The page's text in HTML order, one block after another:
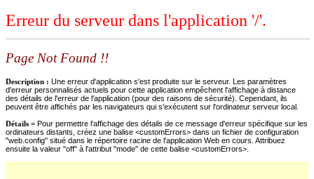
Erreur du serveur dans l'application '/'.
Page Not Found !!
Description : Une erreur d'application s'est produite sur le serveur. Les paramètres
d'erreur personnalisés actuels pour cette application empêchent l'affichage à distance
des détails de l'erreur de l'application (pour des raisons de sécurité). Cependant, ils
peuvent être affichés par les navigateurs qui s'exécutent sur l'ordinateur serveur local.
Détails = Pour permettre l'affichage des détails de ce message d'erreur spécifique sur les
ordinateurs distants, créez une balise <customErrors> dans un fichier de configuration
"web.config" situé dans le répertoire racine de l'application Web en cours. Attribuez
ensuite la valeur "off" à l'attribut "mode" de cette balise <customErrors>.